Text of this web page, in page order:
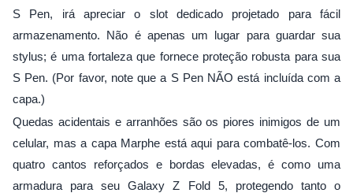
S Pen, irá apreciar o slot dedicado projetado para fácil
armazenamento. Não é apenas um lugar para guardar sua
stylus; é uma fortaleza que fornece proteção robusta para sua
S Pen. (Por favor, note que a S Pen NÃO está incluída com a
capa.)
Quedas acidentais e arranhões são os piores inimigos de um
celular, mas a capa Marphe está aqui para combatê-los. Com
quatro cantos reforçados e bordas elevadas, é como uma
armadura para seu Galaxy Z Fold 5, protegendo tanto o